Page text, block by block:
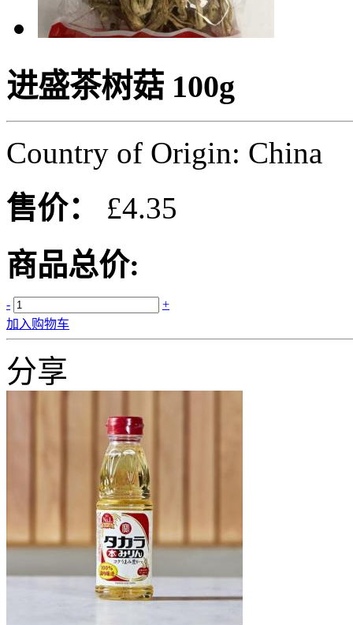
进盛茶树菇 100g
Country of Origin: China
售价：
£4.35
商品总价:
-
+
加入购物车
分享